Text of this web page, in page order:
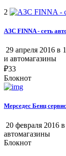
2
АЗС FINNA - сеть
29 апреля 2016 в
и автомагазины
₽33
Блокнот
Мерседес Бенц сервис
20 февраля 2016
автомагазины
Блокнот